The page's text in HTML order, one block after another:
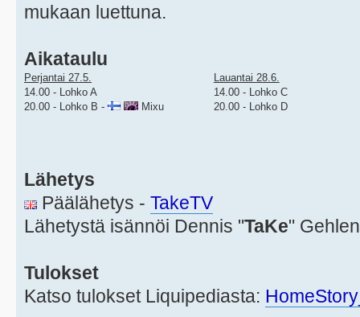
mukaan luettuna.
Aikataulu
Perjantai 27.5.
14.00 - Lohko A
20.00 - Lohko B -
Mixu
Lauantai 28.6.
14.00 - Lohko C
20.00 - Lohko D
Lähetys
Päälähetys - TakeTV
Lähetystä isännöi Dennis "TaKe"
Tulokset
Katso tulokset Liquipediasta: